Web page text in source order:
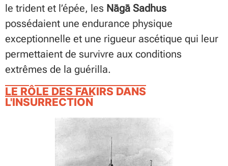
le trident et l’épée, les Nāgā Sadhus
possédaient une endurance physique
exceptionnelle et une rigueur ascétique qui leur
permettaient de survivre aux conditions
extrêmes de la guérilla.
LE RÔLE DES FAKIRS DANS
L'INSURRECTION